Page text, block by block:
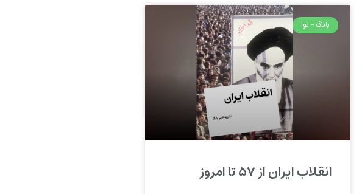
بانگ - نوا
انقلاب ایران از ۵۷ تا امروز